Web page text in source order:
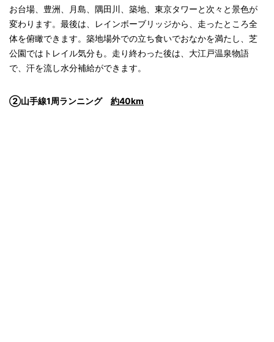
お台場、豊洲、月島、隅田川、築地、東京タワーと次々と景色が
変わります。最後は、レインボーブリッジから、走ったところ全
体を俯瞰できます。築地場外での立ち食いでおなかを満たし、芝
公園ではトレイル気分も。走り終わった後は、大江戸温泉物語
で、汗を流し水分補給ができます。
②山手線1周ランニング 約40km